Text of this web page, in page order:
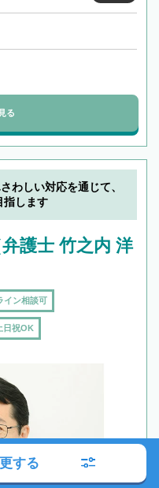
る
わしい対応を通じて、
指します
護士 竹之内 洋
イン相談可
日祝OK
する